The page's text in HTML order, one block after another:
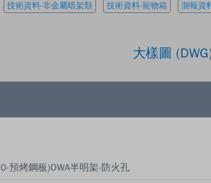
技術資料-非金屬暗架類 技術資料-寵物箱 測報資
大樣圖
預烤鋼板)OWA半明架-防火孔